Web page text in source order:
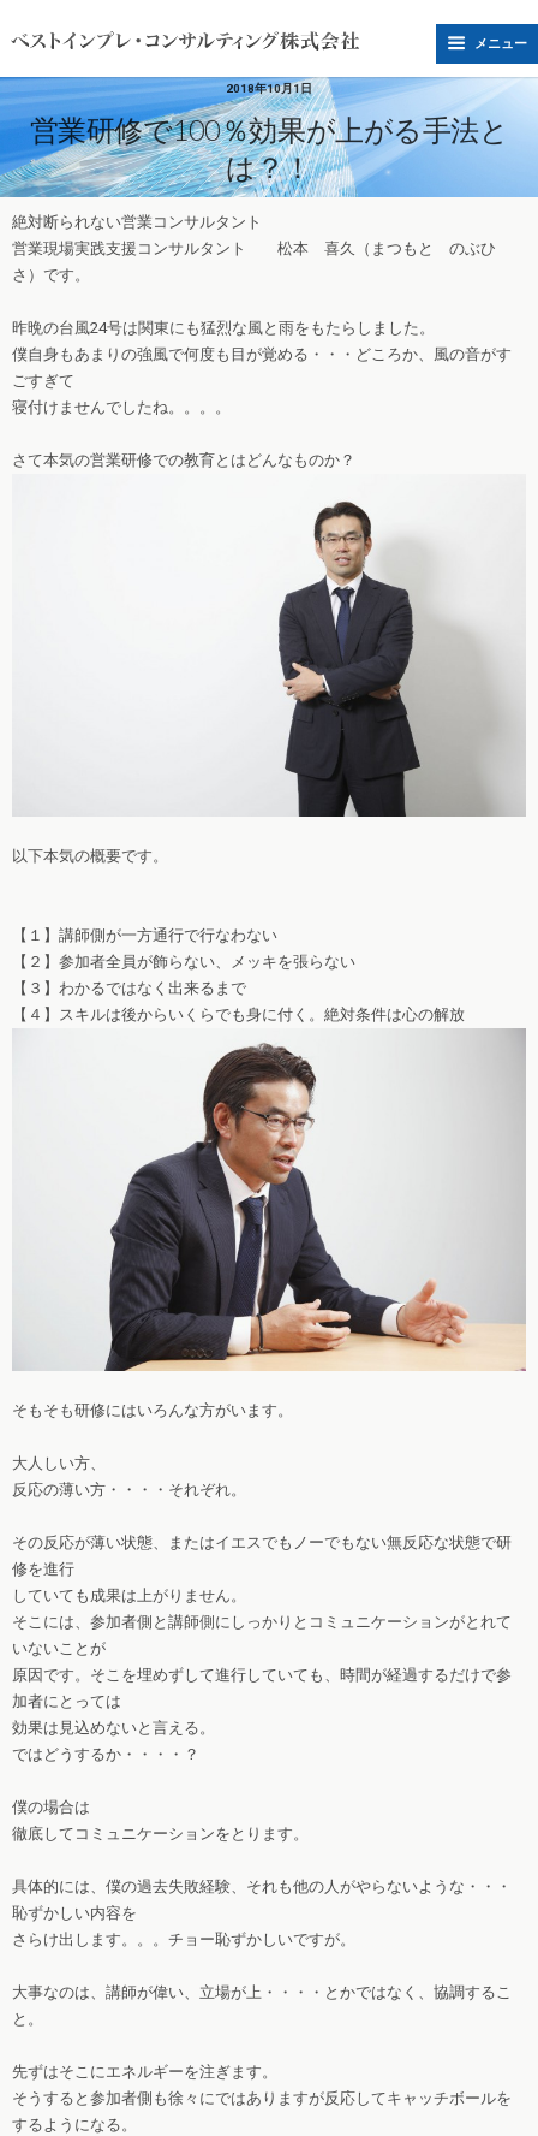
メニュー
2018年10月1日
営業研修で100％効果が上がる手法と
は？！
絶対断られない営業コンサルタント
営業現場実践支援コンサルタント 松本 喜久（まつもと のぶひ
さ）です。
昨晩の台風24号は関東にも猛烈な風と雨をもたらしました。
僕自身もあまりの強風で何度も目が覚める・・・どころか、風の音がす
ごすぎて
寝付けませんでしたね。。。。
さて本気の営業研修での教育とはどんなものか？
以下本気の概要です。
【１】講師側が一方通行で行なわない
【２】参加者全員が飾らない、メッキを張らない
【３】わかるではなく出来るまで
【４】スキルは後からいくらでも身に付く。絶対条件は心の解放
そもそも研修にはいろんな方がいます。
大人しい方、
反応の薄い方・・・・それぞれ。
その反応が薄い状態、またはイエスでもノーでもない無反応な状態で研
修を進行
していても成果は上がりません。
そこには、参加者側と講師側にしっかりとコミュニケーションがとれて
いないことが
原因です。そこを埋めずして進行していても、時間が経過するだけで参
加者にとっては
効果は見込めないと言える。
ではどうするか・・・・？
僕の場合は
徹底してコミュニケーションをとります。
具体的には、僕の過去失敗経験、それも他の人がやらないような・・・
恥ずかしい内容を
さらけ出します。。。チョー恥ずかしいですが。
大事なのは、講師が偉い、立場が上・・・・とかではなく、協調するこ
と。
先ずはそこにエネルギーを注ぎます。
そうすると参加者側も徐々にではありますが反応してキャッチボールを
するようになる。